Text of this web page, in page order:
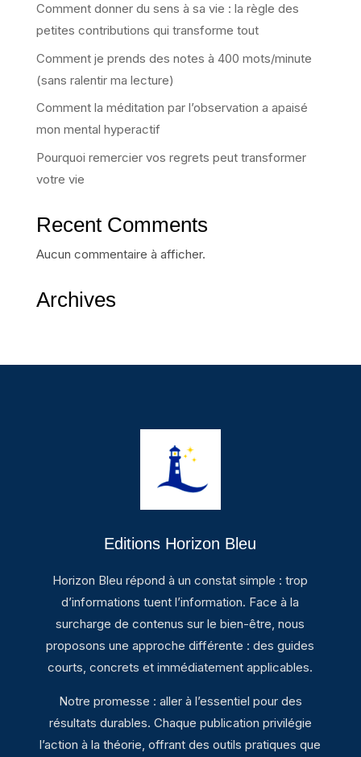
Comment donner du sens à sa vie : la règle des
petites contributions qui transforme tout
Comment je prends des notes à 400 mots/minute
(sans ralentir ma lecture)
Comment la méditation par l’observation a apaisé
mon mental hyperactif
Pourquoi remercier vos regrets peut transformer
votre vie
Recent Comments
Aucun commentaire à afficher.
Archives
Editions Horizon Bleu
Horizon Bleu répond à un constat simple : trop
d’informations tuent l’information. Face à la
surcharge de contenus sur le bien-être, nous
proposons une approche différente : des guides
courts, concrets et immédiatement applicables.
Notre promesse : aller à l’essentiel pour des
résultats durables. Chaque publication privilégie
l’action à la théorie, offrant des outils pratiques que